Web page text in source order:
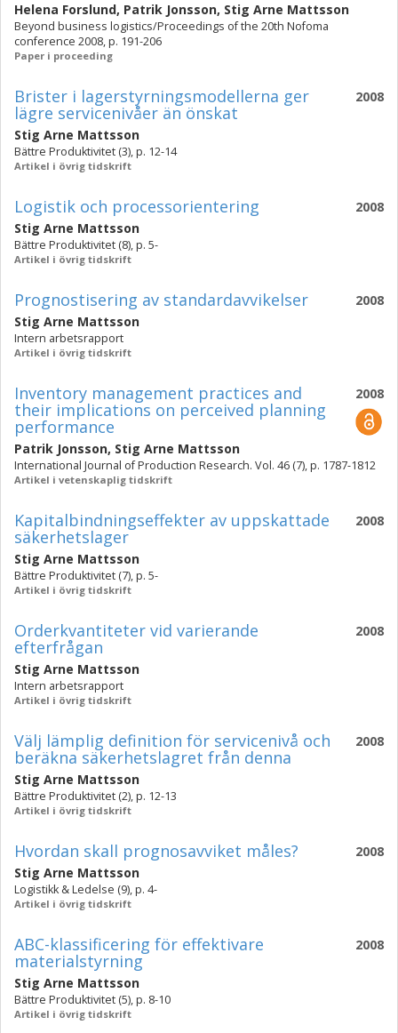
Helena Forslund, Patrik Jonsson, Stig Arne Mattsson
Beyond business logistics/Proceedings of the 20th Nofoma
conference 2008, p. 191-206
Paper i proceeding
2008
Brister i lagerstyrningsmodellerna ger
lägre servicenivåer än önskat
Stig Arne Mattsson
Bättre Produktivitet (3), p. 12-14
Artikel i övrig tidskrift
2008
Logistik och processorientering
Stig Arne Mattsson
Bättre Produktivitet (8), p. 5-
Artikel i övrig tidskrift
2008
Prognostisering av standardavvikelser
Stig Arne Mattsson
Intern arbetsrapport
Artikel i övrig tidskrift
2008
Inventory management practices and
their implications on perceived planning
performance
Patrik Jonsson, Stig Arne Mattsson
International Journal of Production Research. Vol. 46 (7), p. 1787-1812
Artikel i vetenskaplig tidskrift
2008
Kapitalbindningseffekter av uppskattade
säkerhetslager
Stig Arne Mattsson
Bättre Produktivitet (7), p. 5-
Artikel i övrig tidskrift
2008
Orderkvantiteter vid varierande
efterfrågan
Stig Arne Mattsson
Intern arbetsrapport
Artikel i övrig tidskrift
2008
Välj lämplig definition för servicenivå och
beräkna säkerhetslagret från denna
Stig Arne Mattsson
Bättre Produktivitet (2), p. 12-13
Artikel i övrig tidskrift
2008
Hvordan skall prognosavviket måles?
Stig Arne Mattsson
Logistikk & Ledelse (9), p. 4-
Artikel i övrig tidskrift
2008
ABC-klassificering för effektivare
materialstyrning
Stig Arne Mattsson
Bättre Produktivitet (5), p. 8-10
Artikel i övrig tidskrift